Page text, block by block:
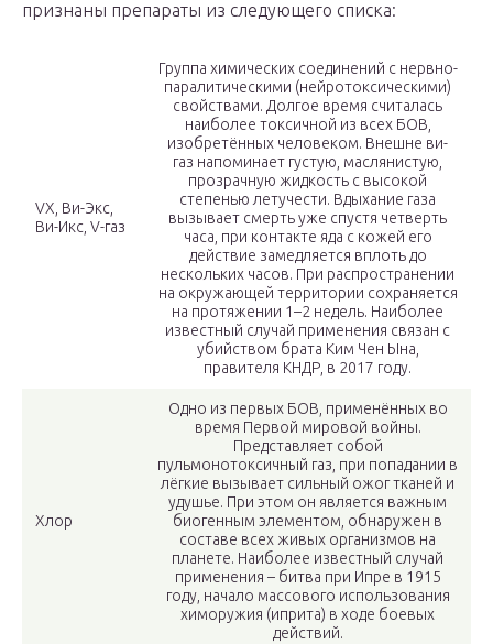
признаны препараты из следующего списка:
VX, Ви-Экс,
Ви-Икс, V-газ
Группа химических соединений с нервно-
паралитическими (нейротоксическими)
свойствами. Долгое время считалась
наиболее токсичной из всех БОВ,
изобретённых человеком. Внешне ви-
газ напоминает густую, маслянистую,
прозрачную жидкость с высокой
степенью летучести. Вдыхание газа
вызывает смерть уже спустя четверть
часа, при контакте яда с кожей его
действие замедляется вплоть до
нескольких часов. При распространении
на окружающей территории сохраняется
на протяжении 1–2 недель. Наиболее
известный случай применения связан с
убийством брата Ким Чен Ына,
правителя КНДР, в 2017 году.
Хлор
Одно из первых БОВ, применённых во
время Первой мировой войны.
Представляет собой
пульмонотоксичный газ, при попадании в
лёгкие вызывает сильный ожог тканей и
удушье. При этом он является важным
биогенным элементом, обнаружен в
составе всех живых организмов на
планете. Наиболее известный случай
применения – битва при Ипре в 1915
году, начало массового использования
химоружия (иприта) в ходе боевых
действий.